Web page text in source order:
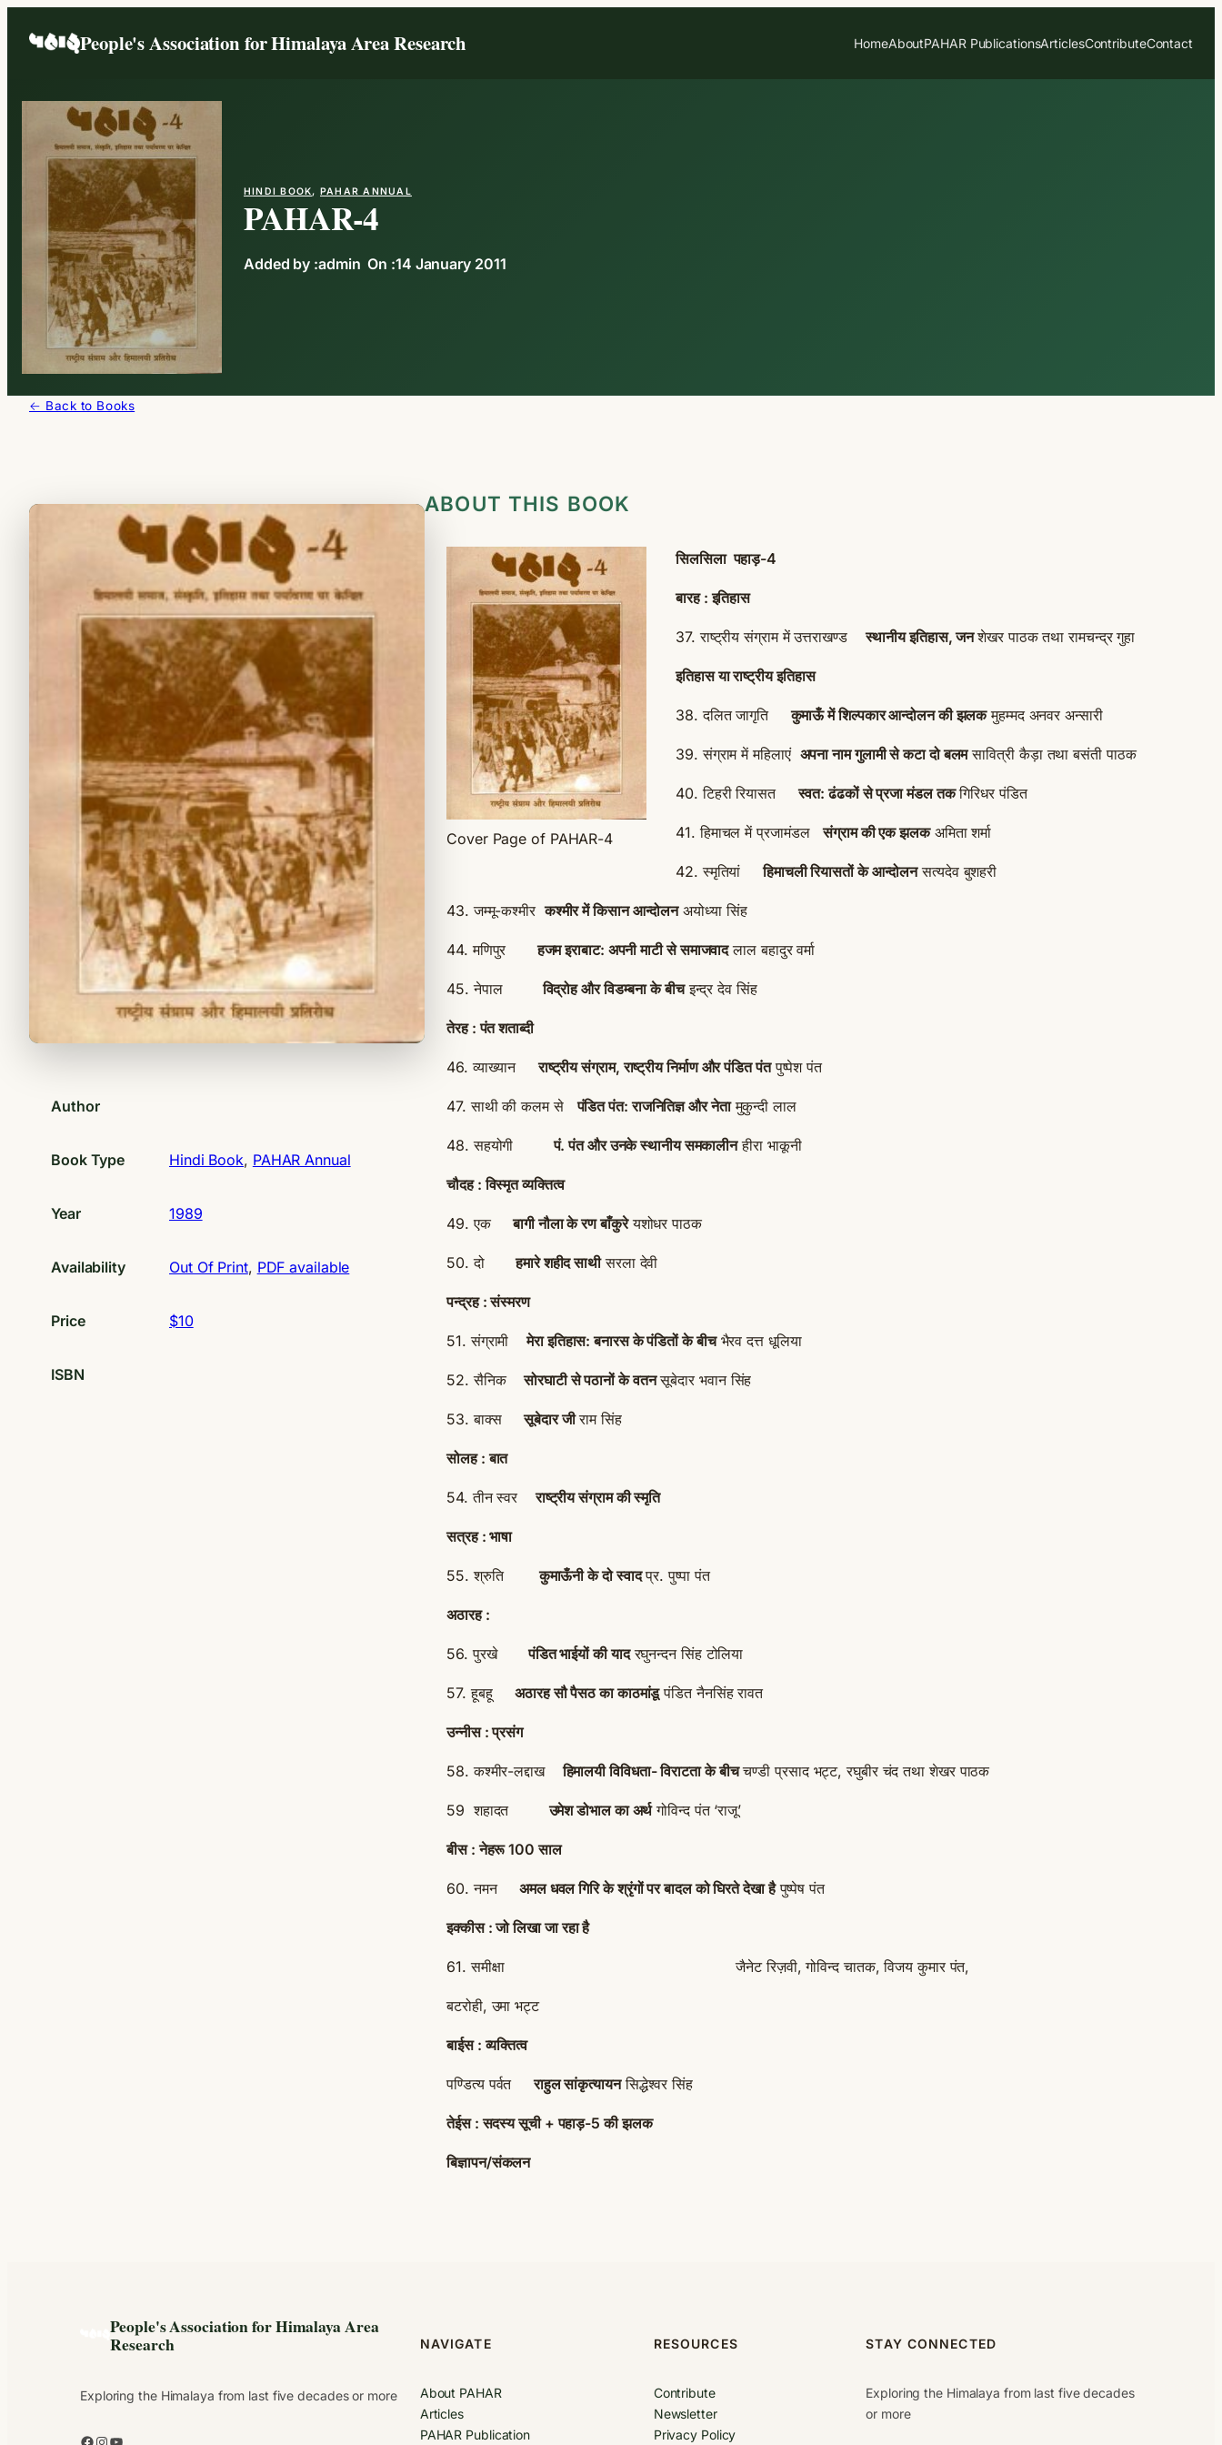
People's Association for Himalaya Area Research HomeAboutPAHAR PublicationsArticlesContributeContact
HINDI BOOK, PAHAR ANNUAL
PAHAR-4
Added by :admin On :14 January 2011
← Back to Books
Author
Book Type Hindi Book, PAHAR Annual
Year 1989
Availability Out Of Print, PDF available
Price $10
ISBN
ABOUT THIS BOOK
Cover Page of PAHAR-4
सिलसिला पहाड़-4
बारह : इतिहास
37. राष्ट्रीय संग्राम में उत्तराखण्डस्थानीय इतिहास, जनशेखर पाठक तथा रामचन्द्र गुहा
इतिहास या राष्ट्रीय इतिहास
38. दलित जागृतिकुमाऊँ में शिल्पकार आन्दोलन की झलकमुहम्मद अनवर अन्सारी
39. संग्राम में महिलाएं अपना नाम गुलामी से कटा दो बलमसावित्री कैड़ा तथा बसंती पाठक
40. टिहरी रियासतस्वत: ढंढकों से प्रजा मंडल तकगिरिधर पंडित
41. हिमाचल में प्रजामंडलसंग्राम की एक झलकअमिता शर्मा
42. स्मृतियांहिमाचली रियासतों के आन्दोलनसत्यदेव बुशहरी
43. जम्मू-कश्मीरकश्मीर में किसान आन्दोलनअयोध्या सिंह
44. मणिपुरहजम इराबाट: अपनी माटी से समाजवादलाल बहादुर वर्मा
45. नेपालविद्रोह और विडम्बना के बीचइन्द्र देव सिंह
तेरह : पंत शताब्दी
46. व्याख्यानराष्ट्रीय संग्राम, राष्ट्रीय निर्माण और पंडित पंतपुष्पेश पंत
47. साथी की कलम सेपंडित पंत: राजनितिज्ञ और नेतामुकुन्दी लाल
48. सहयोगीपं. पंत और उनके स्थानीय समकालीनहीरा भाकूनी
चौदह : विस्मृत व्यक्तित्व
49. एकबागी नौला के रण बाँकुरेयशोधर पाठक
50. दोहमारे शहीद साथीसरला देवी
पन्द्रह : संस्मरण
51. संग्रामीमेरा इतिहास: बनारस के पंडितों के बीचभैरव दत्त धूलिया
52. सैनिकसोरघाटी से पठानों के वतनसूबेदार भवान सिंह
53. बाक्ससूबेदार जीराम सिंह
सोलह : बात
54. तीन स्वरराष्ट्रीय संग्राम की स्मृति
सत्रह : भाषा
55. श्रुतिकुमाऊँनी के दो स्वादप्र. पुष्पा पंत
अठारह :
56. पुरखेपंडित भाईयों की यादरघुनन्दन सिंह टोलिया
57. हूबहू अठारह सौ पैसठ का काठमांडूपंडित नैनसिंह रावत
उन्नीस : प्रसंग
58. कश्मीर-लद्दाखहिमालयी विविधता- विराटता के बीचचण्डी प्रसाद भट्ट, रघुबीर चंद तथा शेखर पाठक
59 शहादतउमेश डोभाल का अर्थगोविन्द पंत ‘राजू’
बीस : नेहरू 100 साल
60. नमन अमल धवल गिरि के श्रृंगों पर बादल को घिरते देखा हैपुष्पेष पंत
इक्कीस : जो लिखा जा रहा है
61. समीक्षा जैनेट रिज़वी, गोविन्द चातक, विजय कुमार पंत,
बटरोही, उमा भट्ट
बाईस : व्यक्तित्व
पण्डित्य पर्वतराहुल सांकृत्यायनसिद्धेश्वर सिंह
तेईस : सदस्य सूची + पहाड़-5 की झलक
बिज्ञापन/संकलन
People's Association for Himalaya Area
Research
Exploring the Himalaya from last five decades or more
Facebook Instagram YouTube
NAVIGATE
About PAHAR
Articles
PAHAR Publication
RESOURCES
Contribute
Newsletter
Privacy Policy
STAY CONNECTED
Exploring the Himalaya from last five decades
or more